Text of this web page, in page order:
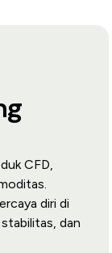
CFD,
diri di
dan